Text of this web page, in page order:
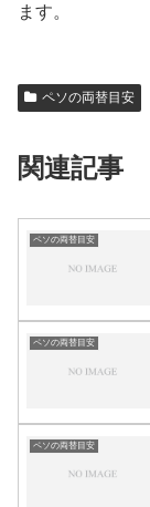
ます。
ペソの両替目安
関連記事
ペソの両替目安
ペソの両替目安
ペソの両替目安